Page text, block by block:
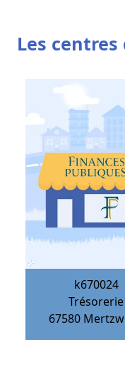
Les
k670024
Trésorerie
67580